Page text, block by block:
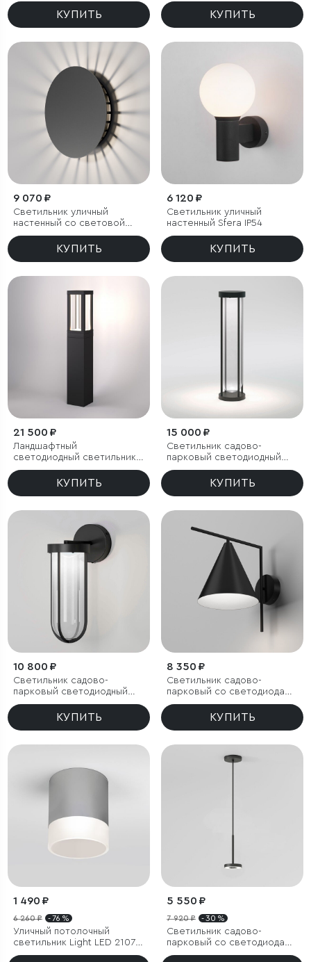
КУПИТЬ КУПИТЬ
9 070 ₽
Светильник уличный
настенный со световой
проекцией Firenze
(35178/D) черный
КУПИТЬ
6 120 ₽
Светильник уличный
настенный Sfera IP54
КУПИТЬ
21 500 ₽
Ландшафтный
светодиодный светильник
Frame LED IP54
КУПИТЬ
15 000 ₽
Светильник садово-
парковый светодиодный
Ritz черный
КУПИТЬ
10 800 ₽
Светильник садово-
парковый светодиодный
Ritz черный
КУПИТЬ
8 350 ₽
Светильник садово-
парковый со светодиодами
Bevel
КУПИТЬ
1 490 ₽
6 260 ₽ - 76 %
Уличный потолочный
светильник Light LED 2107
IP54
5 550 ₽
7 920 ₽ - 30 %
Светильник садово-
парковый со светодиодами
Verano черный